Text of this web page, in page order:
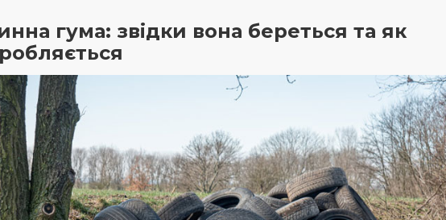
гума: звідки вона береться та як